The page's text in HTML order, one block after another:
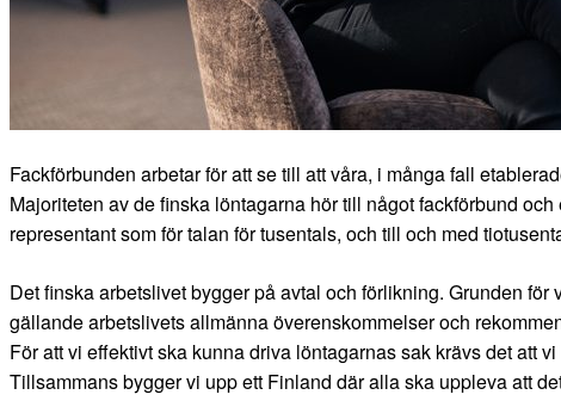
Fackförbunden arbetar för att se till att våra, i många fall
Majoriteten av de finska löntagarna hör till något fackförbund
representant som för talan för tusentals, och till och med
Det finska arbetslivet bygger på avtal och förlikning. Grunden
gällande arbetslivets allmänna överenskommelser och
För att vi effektivt ska kunna driva löntagarnas sak krävs det att
Tillsammans bygger vi upp ett Finland där alla ska uppleva att